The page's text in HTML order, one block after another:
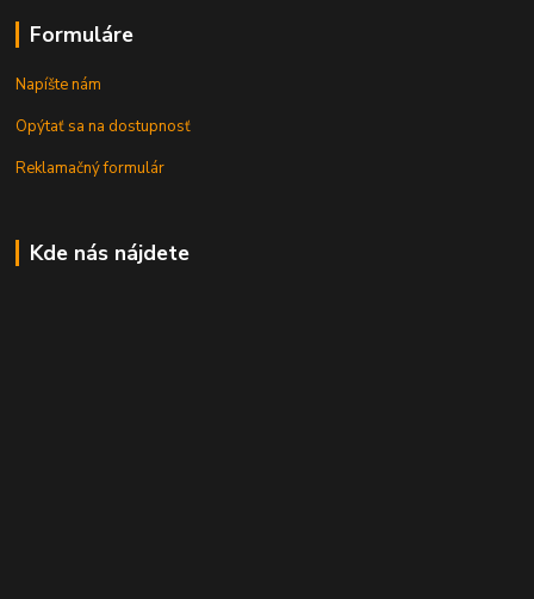
Formuláre
Napíšte nám
Opýtať sa na dostupnosť
Reklamačný formulár
Kde nás nájdete